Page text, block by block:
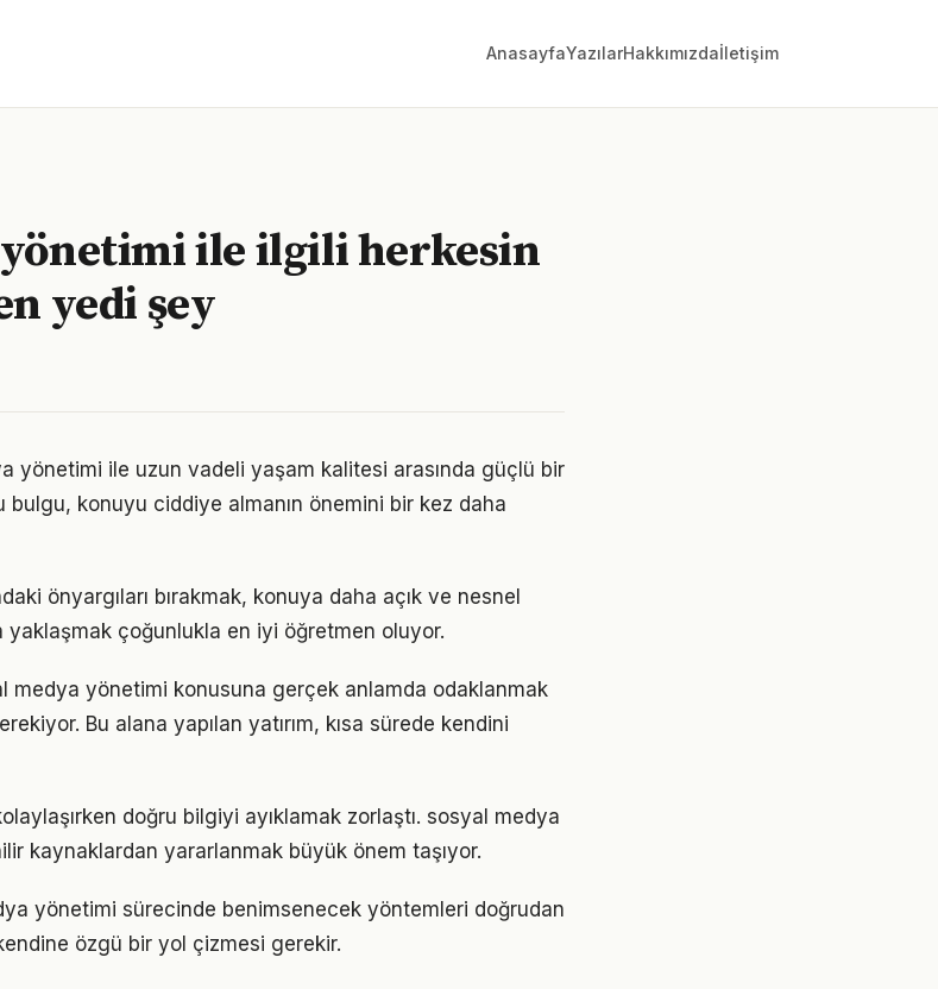
AnasayfaYazılarHakkımızdaİletişim
yönetimi ile ilgili herkesin
yedi şey
yönetimi ile uzun vadeli yaşam kalitesi arasında güçlü bir
bulgu, konuyu ciddiye almanın önemini bir kez daha
önyargıları bırakmak, konuya daha açık ve nesnel
yaklaşmak çoğunlukla en iyi öğretmen oluyor.
medya yönetimi konusuna gerçek anlamda odaklanmak
Bu alana yapılan yatırım, kısa sürede kendini
doğru bilgiyi ayıklamak zorlaştı. sosyal medya
kaynaklardan yararlanmak büyük önem taşıyor.
yönetimi sürecinde benimsenecek yöntemleri doğrudan
özgü bir yol çizmesi gerekir.